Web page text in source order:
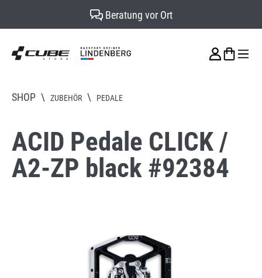
Beratung vor Ort
SHOP \ ZUBEHÖR \ PEDALE
ACID Pedale CLICK /
A2-ZP black #92384